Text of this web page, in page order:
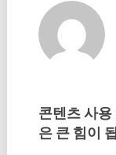
콘텐츠 사
은 큰 힘이